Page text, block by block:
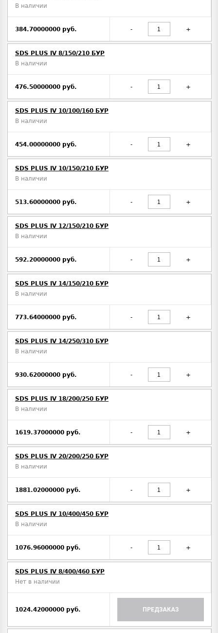
В наличии
384.70000000 руб. - +
SDS PLUS IV 8/150/210 БУР
В наличии
476.50000000 руб. - +
SDS PLUS IV 10/100/160 БУР
В наличии
454.00000000 руб. - +
SDS PLUS IV 10/150/210 БУР
В наличии
513.60000000 руб. - +
SDS PLUS IV 12/150/210 БУР
В наличии
592.20000000 руб. - +
SDS PLUS IV 14/150/210 БУР
В наличии
773.64000000 руб. - +
SDS PLUS IV 14/250/310 БУР
В наличии
930.62000000 руб. - +
SDS PLUS IV 18/200/250 БУР
В наличии
1619.37000000 руб. - +
SDS PLUS IV 20/200/250 БУР
В наличии
1881.02000000 руб. - +
SDS PLUS IV 10/400/450 БУР
В наличии
1076.96000000 руб. - +
SDS PLUS IV 8/400/460 БУР
Нет в наличии
1024.42000000 руб. ПРЕДЗАКАЗ